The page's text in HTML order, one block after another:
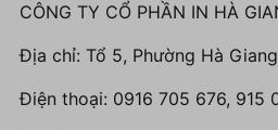
CÔNG TY CỔ PHẦN IN HÀ
Địa chỉ: Tổ 5, Phường Hà
Điện thoại: 0916 705 676, 915